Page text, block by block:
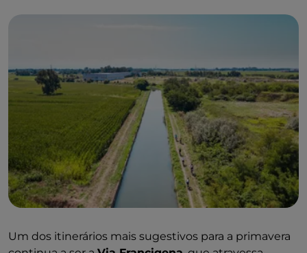
Um dos itinerários mais sugestivos para a primavera